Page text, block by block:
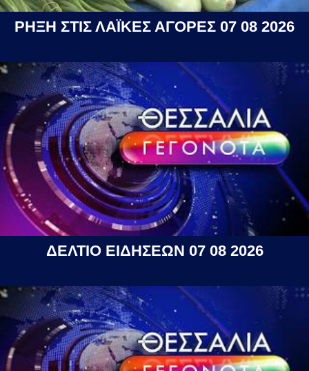
ΡΗΞΗ ΣΤΙΣ ΛΑΪΚΕΣ ΑΓΟΡΕΣ 07 08 2026
ΔΕΛΤΙΟ ΕΙΔΗΣΕΩΝ 07 08 2026